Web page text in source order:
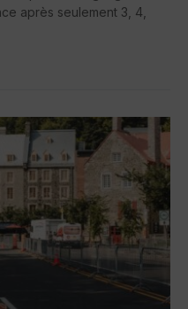
après seulement 3, 4,